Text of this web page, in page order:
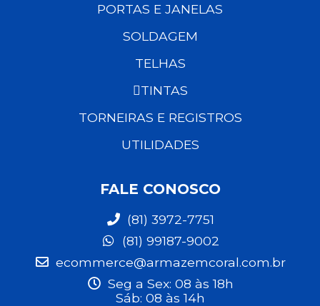
PORTAS E JANELAS
SOLDAGEM
TELHAS
TINTAS
TORNEIRAS E REGISTROS
UTILIDADES
FALE CONOSCO
(81) 3972-7751
(81) 99187-9002
ecommerce@armazemcoral.com.br
Seg a Sex: 08 às 18h
Sáb: 08 às 14h